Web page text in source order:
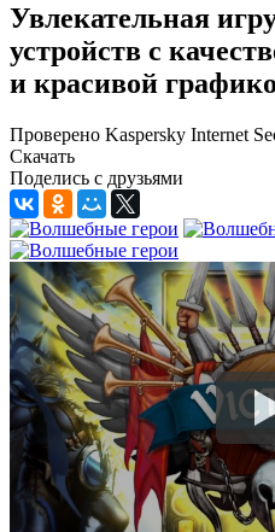
Увлекательная
устройств с
и красивой
Проверено Kaspersky Internet
Скачать
Поделись с друзьями